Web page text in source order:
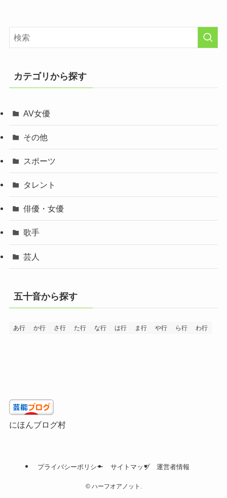
カテゴリから探す
AV女優
その他
スポーツ
タレント
俳優・女優
歌手
芸人
五十音から探す
あ行 か行 さ行 た行 な行 は行 ま行 や行 ら行 わ行
にほんブログ村
プライバシーポリシー サイトマップ 運営者情報
©ハーフオアノット.